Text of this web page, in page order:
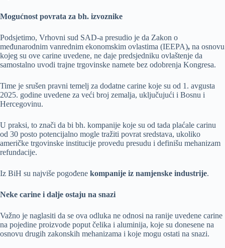
Mogućnost povrata za bh. izvoznike
Podsjetimo, Vrhovni sud SAD-a presudio je da Zakon o
međunarodnim vanrednim ekonomskim ovlastima (IEEPA), na osnovu
kojeg su ove carine uvedene, ne daje predsjedniku ovlaštenje da
samostalno uvodi trajne trgovinske namete bez odobrenja Kongresa.
Time je srušen pravni temelj za dodatne carine koje su od 1. avgusta
2025. godine uvedene za veći broj zemalja, uključujući i Bosnu i
Hercegovinu.
U praksi, to znači da bi bh. kompanije koje su od tada plaćale carinu
od 30 posto potencijalno mogle tražiti povrat sredstava, ukoliko
američke trgovinske institucije provedu presudu i definišu mehanizam
refundacije.
Iz BiH su najviše pogođene kompanije iz namjenske industrije.
Neke carine i dalje ostaju na snazi
Važno je naglasiti da se ova odluka ne odnosi na ranije uvedene carine
na pojedine proizvode poput čelika i aluminija, koje su donesene na
osnovu drugih zakonskih mehanizama i koje mogu ostati na snazi.